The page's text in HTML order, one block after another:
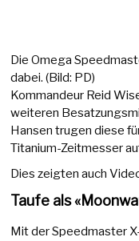
Die Omega
dabei. (Bild: PD)
Kommandeur Reid
weiteren
Hansen trugen diese
Titanium-Zeitmesser
Dies zeigten auch
Taufe als
Mit der Speedmaster